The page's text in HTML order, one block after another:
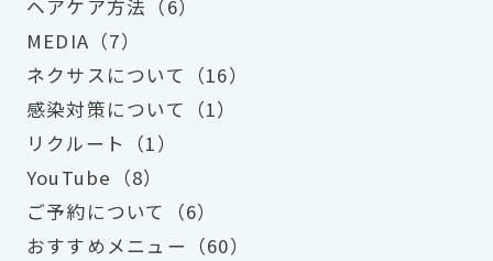
ヘアケア方法（6）
MEDIA（7）
ネクサスについて（16）
感染対策について（1）
リクルート（1）
YouTube（8）
ご予約について（6）
おすすめメニュー（60）